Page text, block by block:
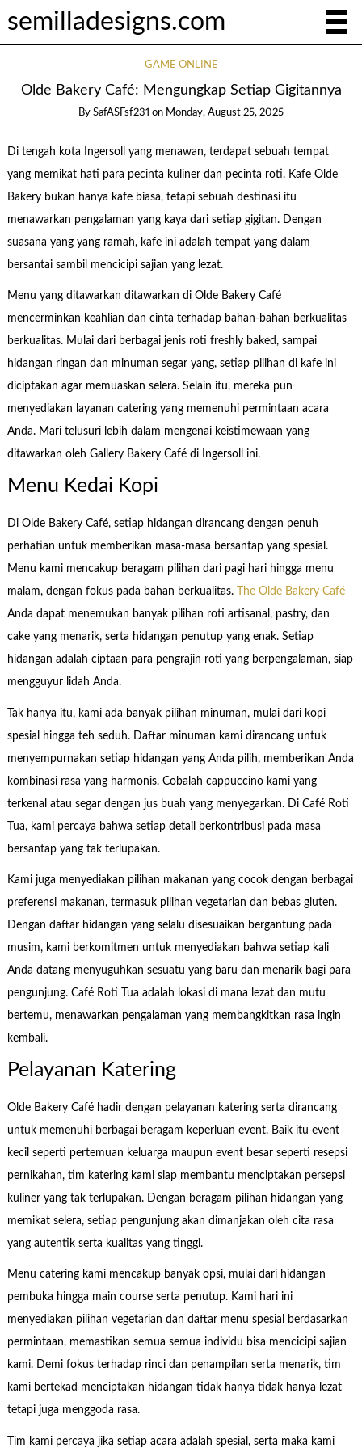
semilladesigns.com
GAME ONLINE
Olde Bakery Café: Mengungkap Setiap Gigitannya
By SafASFsf231 on Monday, August 25, 2025
Di tengah kota Ingersoll yang menawan, terdapat sebuah tempat
yang memikat hati para pecinta kuliner dan pecinta roti. Kafe Olde
Bakery bukan hanya kafe biasa, tetapi sebuah destinasi itu
menawarkan pengalaman yang kaya dari setiap gigitan. Dengan
suasana yang yang ramah, kafe ini adalah tempat yang dalam
bersantai sambil mencicipi sajian yang lezat.
Menu yang ditawarkan ditawarkan di Olde Bakery Café
mencerminkan keahlian dan cinta terhadap bahan-bahan berkualitas
berkualitas. Mulai dari berbagai jenis roti freshly baked, sampai
hidangan ringan dan minuman segar yang, setiap pilihan di kafe ini
diciptakan agar memuaskan selera. Selain itu, mereka pun
menyediakan layanan catering yang memenuhi permintaan acara
Anda. Mari telusuri lebih dalam mengenai keistimewaan yang
ditawarkan oleh Gallery Bakery Café di Ingersoll ini.
Menu Kedai Kopi
Di Olde Bakery Café, setiap hidangan dirancang dengan penuh
perhatian untuk memberikan masa-masa bersantap yang spesial.
Menu kami mencakup beragam pilihan dari pagi hari hingga menu
malam, dengan fokus pada bahan berkualitas.
The Olde Bakery Café
Anda dapat menemukan banyak pilihan roti artisanal, pastry, dan
cake yang menarik, serta hidangan penutup yang enak. Setiap
hidangan adalah ciptaan para pengrajin roti yang berpengalaman, siap
mengguyur lidah Anda.
Tak hanya itu, kami ada banyak pilihan minuman, mulai dari kopi
spesial hingga teh seduh. Daftar minuman kami dirancang untuk
menyempurnakan setiap hidangan yang Anda pilih, memberikan Anda
kombinasi rasa yang harmonis. Cobalah cappuccino kami yang
terkenal atau segar dengan jus buah yang menyegarkan. Di Café Roti
Tua, kami percaya bahwa setiap detail berkontribusi pada masa
bersantap yang tak terlupakan.
Kami juga menyediakan pilihan makanan yang cocok dengan berbagai
preferensi makanan, termasuk pilihan vegetarian dan bebas gluten.
Dengan daftar hidangan yang selalu disesuaikan bergantung pada
musim, kami berkomitmen untuk menyediakan bahwa setiap kali
Anda datang menyuguhkan sesuatu yang baru dan menarik bagi para
pengunjung. Café Roti Tua adalah lokasi di mana lezat dan mutu
bertemu, menawarkan pengalaman yang membangkitkan rasa ingin
kembali.
Pelayanan Katering
Olde Bakery Café hadir dengan pelayanan katering serta dirancang
untuk memenuhi berbagai beragam keperluan event. Baik itu event
kecil seperti pertemuan keluarga maupun event besar seperti resepsi
pernikahan, tim katering kami siap membantu menciptakan persepsi
kuliner yang tak terlupakan. Dengan beragam pilihan hidangan yang
memikat selera, setiap pengunjung akan dimanjakan oleh cita rasa
yang autentik serta kualitas yang tinggi.
Menu catering kami mencakup banyak opsi, mulai dari hidangan
pembuka hingga main course serta penutup. Kami hari ini
menyediakan pilihan vegetarian dan daftar menu spesial berdasarkan
permintaan, memastikan semua semua individu bisa mencicipi sajian
kami. Demi fokus terhadap rinci dan penampilan serta menarik, tim
kami bertekad menciptakan hidangan tidak hanya tidak hanya lezat
tetapi juga menggoda rasa.
Tim kami percaya jika setiap acara adalah spesial, serta maka kami